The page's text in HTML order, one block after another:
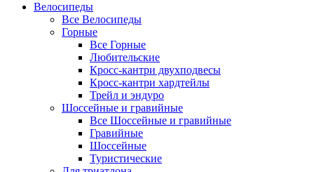
Велосипеды
Все Велосипеды
Горные
Все Горные
Любительские
Кросс-кантри двухподвесы
Кросс-кантри хардтейлы
Трейл и эндуро
Шоссейные и гравийные
Все Шоссейные и гравийные
Гравийные
Шоссейные
Туристические